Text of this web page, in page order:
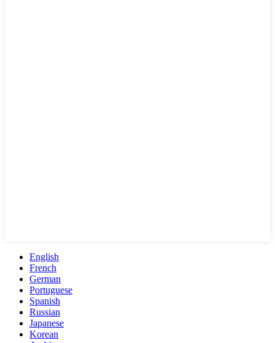
English
French
German
Portuguese
Spanish
Russian
Japanese
Korean